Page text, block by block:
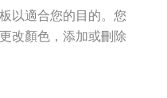
以適合您的目的。您
改顏色，添加或刪除